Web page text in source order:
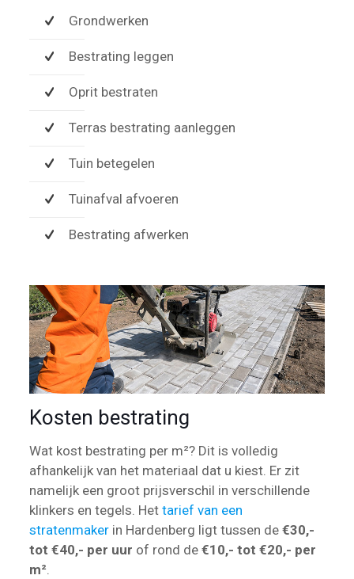
Grondwerken
Bestrating leggen
Oprit bestraten
Terras bestrating aanleggen
Tuin betegelen
Tuinafval afvoeren
Bestrating afwerken
Kosten bestrating
Wat kost bestrating per m²? Dit is volledig
afhankelijk van het materiaal dat u kiest. Er zit
namelijk een groot prijsverschil in verschillende
klinkers en tegels. Het tarief van een
stratenmakerin Hardenberg ligt tussen de €30,-
tot €40,- per uur of rond de €10,- tot €20,- per
m².